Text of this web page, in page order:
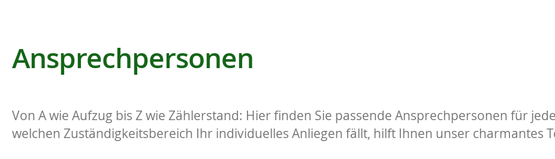
Ansprechpersonen
Von A wie Aufzug bis Z wie Zählerstand: Hier finden Sie passende Ansprechpersonen für
welchen Zuständigkeitsbereich Ihr individuelles Anliegen fällt, hilft Ihnen unser charmantes